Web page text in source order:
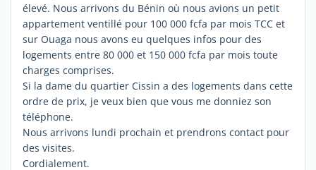
élevé. Nous arrivons du Bénin où nous avions un petit
appartement ventillé pour 100 000 fcfa par mois TCC et
sur Ouaga nous avons eu quelques infos pour des
logements entre 80 000 et 150 000 fcfa par mois toute
charges comprises.
Si la dame du quartier Cissin a des logements dans cette
ordre de prix, je veux bien que vous me donniez son
téléphone.
Nous arrivons lundi prochain et prendrons contact pour
des visites.
Cordialement.